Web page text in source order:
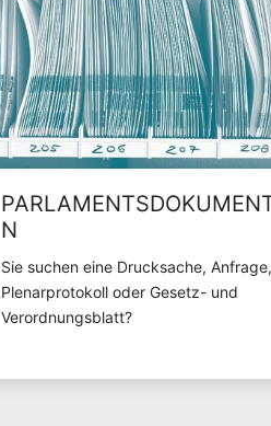
N
Sie suchen eine Drucksache, Anfrage,
Plenarprotokoll oder Gesetz- und
Verordnungsblatt?